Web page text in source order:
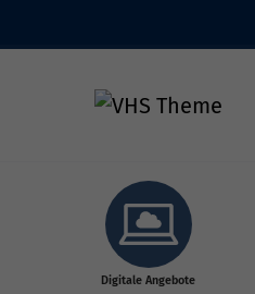
Digitale Angebote